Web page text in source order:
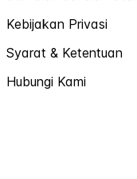
Kebijakan Privasi
Syarat & Ketentuan
Hubungi Kami